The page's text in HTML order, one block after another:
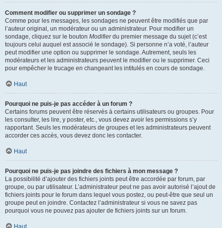
Comment modifier ou supprimer un sondage ?
Comme pour les messages, les sondages ne peuvent être modifiés que par
l’auteur original, un modérateur ou un administrateur. Pour modifier un
sondage, cliquez sur le bouton Modifierdu premier message du sujet (c’est
toujours celui auquel est associé le sondage). Si personne n’a voté, l’auteur
peut modifier une option ou supprimer le sondage. Autrement, seuls les
modérateurs et les administrateurs peuvent le modifier ou le supprimer. Ceci
pour empêcher le trucage en changeant les intitulés en cours de sondage.
Haut
Pourquoi ne puis-je pas accéder à un forum ?
Certains forums peuvent être réservés à certains utilisateurs ou groupes. Pour
les consulter, les lire, y poster, etc., vous devez avoir les permissions s’y
rapportant. Seuls les modérateurs de groupes et les administrateurs peuvent
accorder ces accès, vous devez donc les contacter.
Haut
Pourquoi ne puis-je pas joindre des fichiers à mon message ?
La possibilité d’ajouter des fichiers joints peut être accordée par forum, par
groupe, ou par utilisateur. L’administrateur peut ne pas avoir autorisé l’ajout de
fichiers joints pour le forum dans lequel vous postez, ou peut-être que seul un
groupe peut en joindre. Contactez l’administrateur si vous ne savez pas
pourquoi vous ne pouvez pas ajouter de fichiers joints sur un forum.
Haut